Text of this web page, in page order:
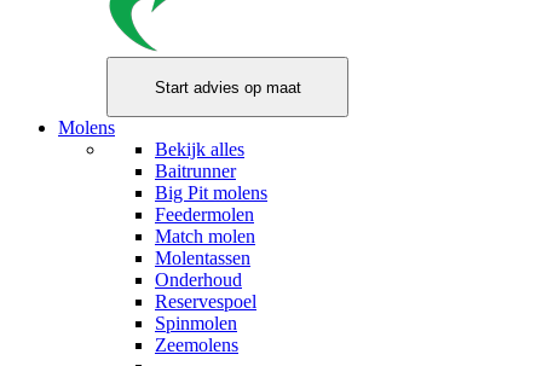
Molens
Bekijk alles
Baitrunner
Big Pit molens
Feedermolen
Match molen
Molentassen
Onderhoud
Reservespoel
Spinmolen
Zeemolens